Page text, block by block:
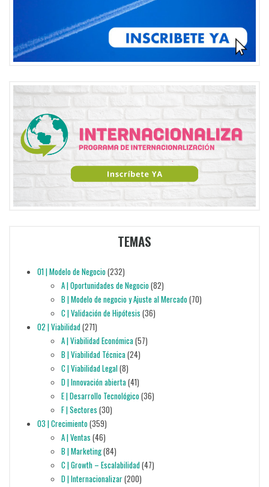
TEMAS
01 | Modelo de Negocio(232)
A | Oportunidades de Negocio(82)
B | Modelo de negocio y Ajuste al Mercado(70)
C | Validación de Hipótesis (36)
02 | Viabilidad(271)
A | Viabilidad Económica(57)
B | Viabilidad Técnica(24)
C | Viabilidad Legal(8)
D | Innovación abierta(41)
E | Desarrollo Tecnológico(36)
F | Sectores (30)
03 | Crecimiento(359)
A | Ventas (46)
B | Marketing(84)
C | Growth – Escalabilidad(47)
D | Internacionalizar(200)